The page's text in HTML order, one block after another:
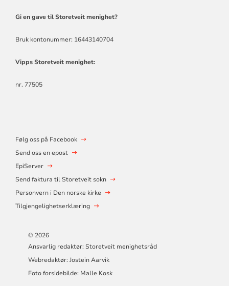
Gi en gave til Storetveit menighet?
Bruk kontonummer: 16443140704
Vipps Storetveit menighet:
nr. 77505
Følg oss på Facebook
Send oss en epost
EpiServer
Send faktura til Storetveit sokn
Personvern i Den norske kirke
Tilgjengelighetserklæring
© 2026
Ansvarlig redaktør: Storetveit menighetsråd
Webredaktør: Jostein Aarvik
Foto forsidebilde: Malle Kosk